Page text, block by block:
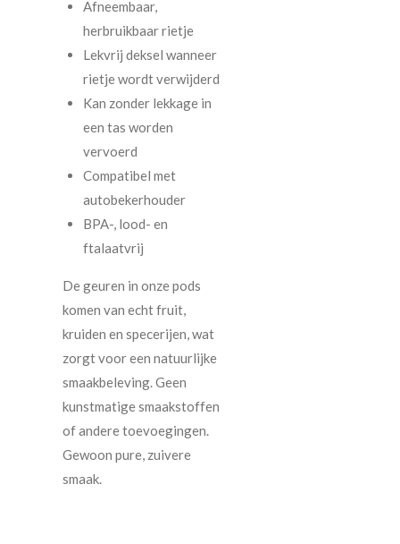
Afneembaar,
herbruikbaar rietje
Lekvrij deksel wanneer
rietje wordt verwijderd
Kan zonder lekkage in
een tas worden
vervoerd
Compatibel met
autobekerhouder
BPA-, lood- en
ftalaatvrij
De geuren in onze pods
komen van echt fruit,
kruiden en specerijen, wat
zorgt voor een natuurlijke
smaakbeleving. Geen
kunstmatige smaakstoffen
of andere toevoegingen.
Gewoon pure, zuivere
smaak.